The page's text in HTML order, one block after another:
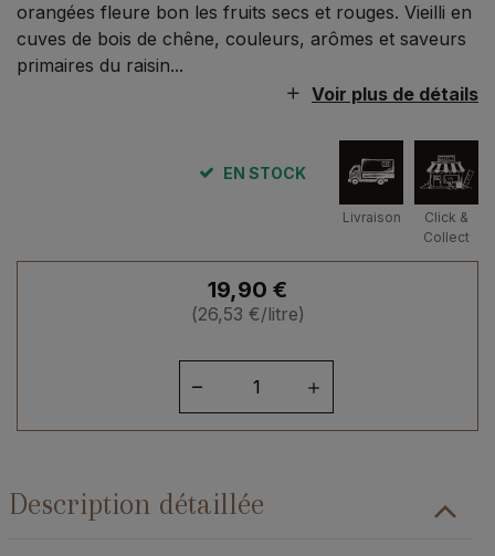
orangées fleure bon les fruits secs et rouges. Vieilli en
cuves de bois de chêne, couleurs, arômes et saveurs
primaires du raisin...
Voir plus de détails
EN STOCK
Livraison
Click &
Collect
19,90 €
(26,53 €/litre)
Porto
Pinto
Description détaillée